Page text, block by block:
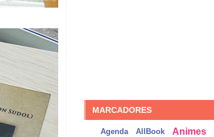
MARCADORES
Agenda AllBook Animes